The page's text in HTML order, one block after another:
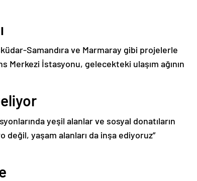
Samandıra ve Marmaray gibi projelerle
Merkezi İstasyonu, gelecekteki ulaşım ağının
yeşil alanlar ve sosyal donatıların
değil, yaşam alanları da inşa ediyoruz”